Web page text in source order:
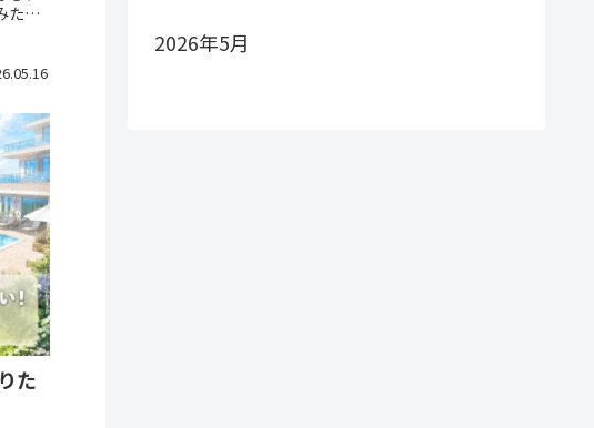
たい
た
2026年5月